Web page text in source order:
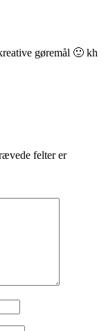
gøremål 🙂 kh
felter er